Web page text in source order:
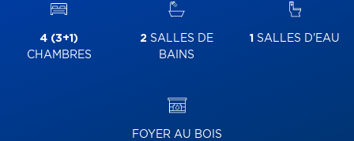
4 (3+1)
CHAMBRES
2 SALLES DE
BAINS
1 SALLES D'EAU
FOYER AU BOIS